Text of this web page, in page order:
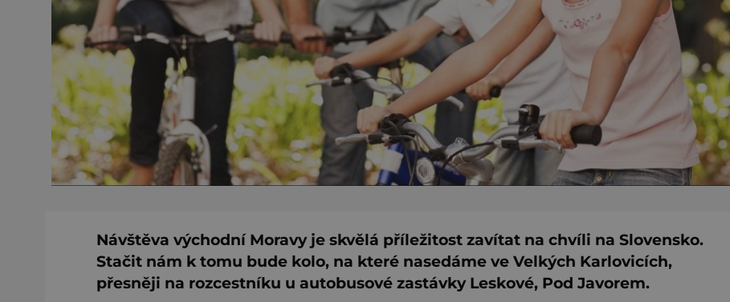
Návštěva východní Moravy je skvělá příležitost zavítat na chvíli na Slovensko.
Stačit nám k tomu bude kolo, na které nasedáme ve Velkých Karlovicích,
přesněji na rozcestníku u autobusové zastávky Leskové, Pod Javorem.